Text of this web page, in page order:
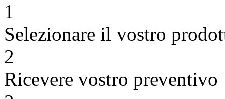
1
Selezionare il vostro
2
Ricevere vostro preventivo